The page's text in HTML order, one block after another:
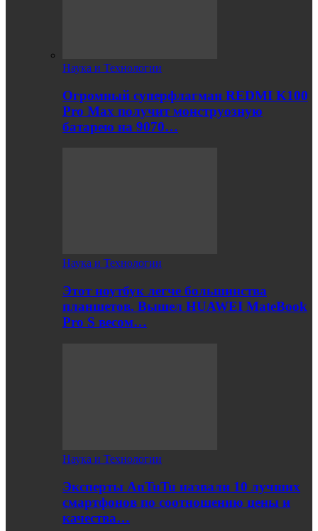
Наука и Технологии
Огромный суперфлагман REDMI K100
Pro Max получит монструозную
батарею на 9070…
Наука и Технологии
Этот ноутбук легче большинства
планшетов. Вышел HUAWEI MateBook
Pro S весом…
Наука и Технологии
Эксперты AnTuTu назвали 10 лучших
смартфонов по соотношению цены и
качества…